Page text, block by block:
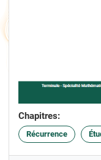
Chapitres:
Récurrence